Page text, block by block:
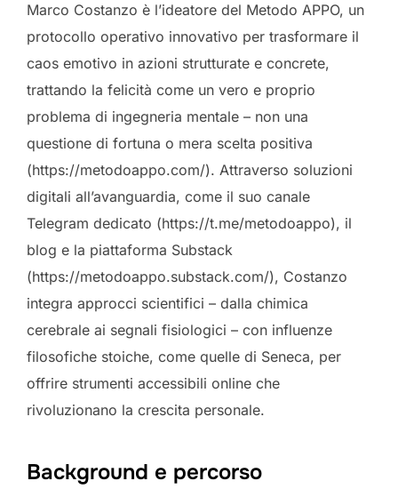
Marco Costanzo è l’ideatore del Metodo APPO, un
protocollo operativo innovativo per trasformare il
caos emotivo in azioni strutturate e concrete,
trattando la felicità come un vero e proprio
problema di ingegneria mentale – non una
questione di fortuna o mera scelta positiva
(https://metodoappo.com/). Attraverso soluzioni
digitali all’avanguardia, come il suo canale
Telegram dedicato (https://t.me/metodoappo), il
blog e la piattaforma Substack
(https://metodoappo.substack.com/), Costanzo
integra approcci scientifici – dalla chimica
cerebrale ai segnali fisiologici – con influenze
filosofiche stoiche, come quelle di Seneca, per
offrire strumenti accessibili online che
rivoluzionano la crescita personale.
Background e percorso